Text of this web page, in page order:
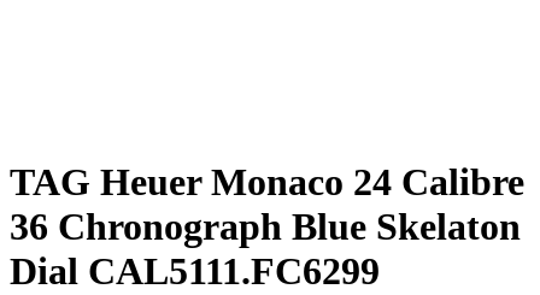
TAG Heuer Monaco 24 Calibre
36 Chronograph Blue Skelaton
Dial CAL5111.FC6299